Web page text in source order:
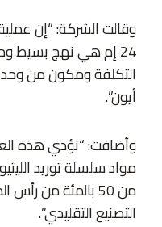
وقالت الشركة: “إن
24 إم هي نهج بسيط
التكلفة ومكون من
أيون”.
وأضافت: “تؤدي هذه
مواد سلسلة توريد
من 50 بالمئة من
التصنيع التقليدي”.